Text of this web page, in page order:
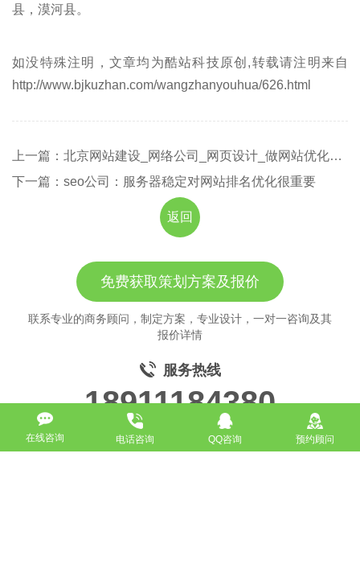
县，漠河县。
如没特殊注明，文章均为酷站科技原创,转载请注明来自
http://www.bjkuzhan.com/wangzhanyouhua/626.html
上一篇：北京网站建设_网络公司_网页设计_做网站优化排名
下一篇：seo公司：服务器稳定对网站排名优化很重要
返回
免费获取策划方案及报价
联系专业的商务顾问，制定方案，专业设计，一对一咨询及其
报价详情
服务热线
18911184380
在线咨询 电话咨询 QQ咨询 预约顾问